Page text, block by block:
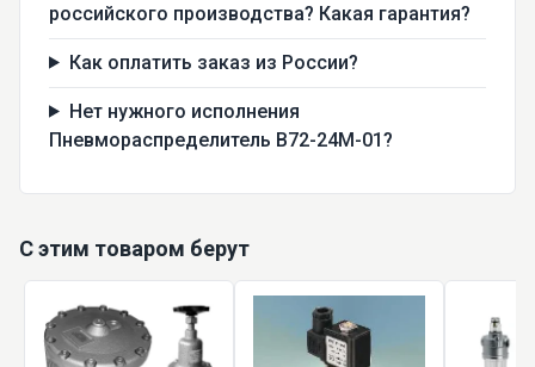
российского производства? Какая гарантия?
Как оплатить заказ из России?
Нет нужного исполнения
Пневмораспределитель В72-24М-01?
С этим товаром берут